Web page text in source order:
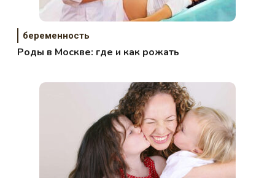
беременность
Роды в Москве: где и как рожать